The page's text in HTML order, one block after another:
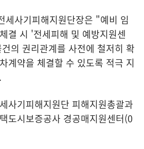
세사기피해지원단장은 "예비 임
결 시 '전세피해 및 예방지원센
의 권리관계를 사전에 철저히 확
계약을 체결할 수 있도록 적극 지
사기피해지원단 피해지원총괄과
도시보증공사 경공매지원센터(0